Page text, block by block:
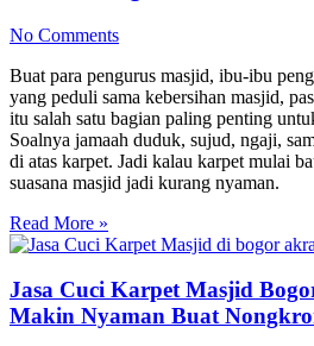
No Comments
Buat para pengurus masjid, ibu-ibu
yang peduli sama kebersihan masjid,
itu salah satu bagian paling penting
Soalnya jamaah duduk, sujud, ngaji,
di atas karpet. Jadi kalau karpet mulai
suasana masjid jadi kurang nyaman.
Read More »
Jasa Cuci Karpet Masjid
Makin Nyaman Buat